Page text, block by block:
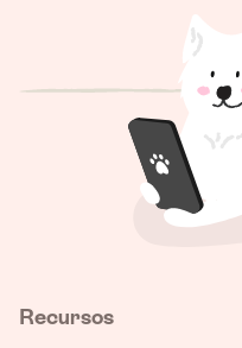
Recursos